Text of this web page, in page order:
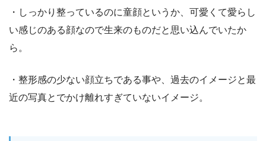
・しっかり整っているのに童顔というか、可愛くて愛らし
い感じのある顔なので生来のものだと思い込んでいたか
ら。
・整形感の少ない顔立ちである事や、過去のイメージと最
近の写真とでかけ離れすぎていないイメージ。